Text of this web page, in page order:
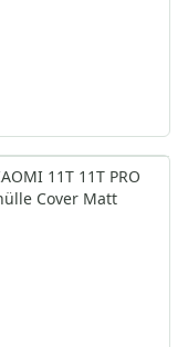
11T 11T PRO
Cover Matt